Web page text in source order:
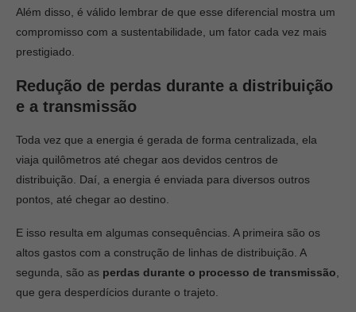
Além disso, é válido lembrar de que esse diferencial mostra um
compromisso com a sustentabilidade, um fator cada vez mais
prestigiado.
Redução de perdas durante a distribuição
e a transmissão
Toda vez que a energia é gerada de forma centralizada, ela
viaja quilômetros até chegar aos devidos centros de
distribuição. Daí, a energia é enviada para diversos outros
pontos, até chegar ao destino.
E isso resulta em algumas consequências. A primeira são os
altos gastos com a construção de linhas de distribuição. A
segunda, são as perdas durante o processo de transmissão
que gera desperdícios durante o trajeto.